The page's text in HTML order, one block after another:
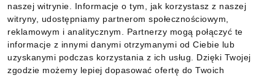
naszej witrynie. Informacje o tym, jak korzystasz z naszej
witryny, udostępniamy partnerom społecznościowym,
reklamowym i analitycznym. Partnerzy mogą połączyć te
informacje z innymi danymi otrzymanymi od Ciebie lub
uzyskanymi podczas korzystania z ich usług. Dzięki Twojej
zgodzie możemy lepiej dopasować ofertę do Twoich
Pobierz naszą aplikację mobilną: